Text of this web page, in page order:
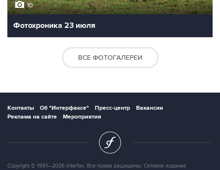
10
Фотохроника 23 июля
ВСЕ ФОТОГАЛЕРЕИ
Контакты Об "Интерфаксе" Пресс-центр
Вакансии
Реклама на сайте
Мероприятия
Copyright © 1991—2026 Interfax. Все права защищены. Сетевое издание